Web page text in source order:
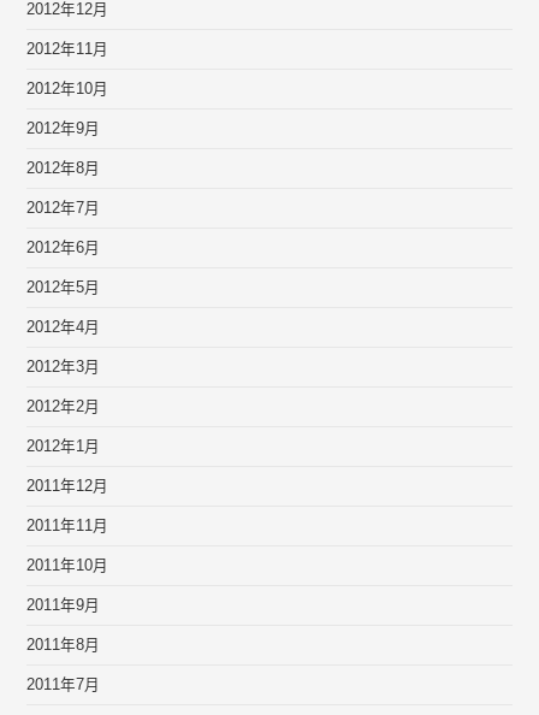
2012年12月
2012年11月
2012年10月
2012年9月
2012年8月
2012年7月
2012年6月
2012年5月
2012年4月
2012年3月
2012年2月
2012年1月
2011年12月
2011年11月
2011年10月
2011年9月
2011年8月
2011年7月